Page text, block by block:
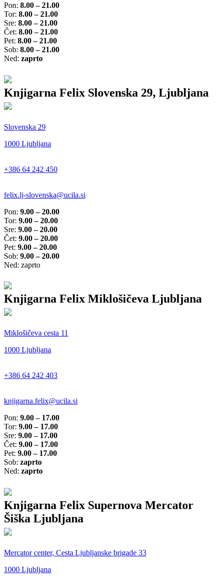
Pon: 8.00 – 21.00
Tor: 8.00 – 21.00
Sre: 8.00 – 21.00
Čet: 8.00 – 21.00
Pet: 8.00 – 21.00
Sob: 8.00 – 21.00
Ned: zaprto
Knjigarna Felix Slovenska 29, Ljubljana
Slovenska 29
1000 Ljubljana
+386 64 242 450
felix.lj-slovenska@ucila.si
Pon: 9.00 – 20.00
Tor: 9.00 – 20.00
Sre: 9.00 – 20.00
Čet: 9.00 – 20.00
Pet: 9.00 – 20.00
Sob: 9.00 – 20.00
Ned: zaprto
Knjigarna Felix Miklošičeva Ljubljana
Miklošičeva cesta 11
1000 Ljubljana
+386 64 242 403
knjigarna.felix@ucila.si
Pon: 9.00 – 17.00
Tor: 9.00 – 17.00
Sre: 9.00 – 17.00
Čet: 9.00 – 17.00
Pet: 9.00 – 17.00
Sob: zaprto
Ned: zaprto
Knjigarna Felix Supernova Mercator
Šiška Ljubljana
Mercator center, Cesta Ljubljanske brigade 33
1000 Ljubljana